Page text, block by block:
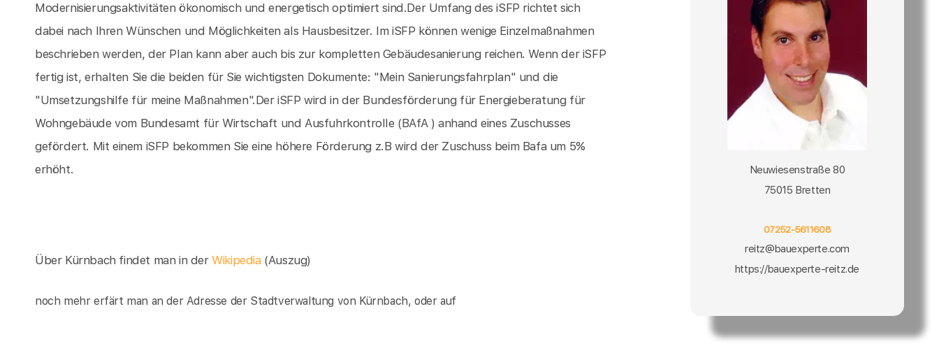
Modernisierungsaktivitäten ökonomisch und energetisch optimiert sind.Der Umfang des iSFP richtet sich
dabei nach Ihren Wünschen und Möglichkeiten als Hausbesitzer. Im iSFP können wenige Einzelmaßnahmen
beschrieben werden, der Plan kann aber auch bis zur kompletten Gebäudesanierung reichen. Wenn der iSFP
fertig ist, erhalten Sie die beiden für Sie wichtigsten Dokumente: "Mein Sanierungsfahrplan" und die
"Umsetzungshilfe für meine Maßnahmen".Der iSFP wird in der Bundesförderung für Energieberatung für
Wohngebäude vom Bundesamt für Wirtschaft und Ausfuhrkontrolle (BAfA ) anhand eines Zuschusses
gefördert. Mit einem iSFP bekommen Sie eine höhere Förderung z.B wird der Zuschuss beim Bafa um 5%
erhöht.
Über Kürnbach findet man in derWikipedia (Auszug)
noch mehr erfärt man an der Adresse der Stadtverwaltung von Kürnbach, oder auf
Neuwiesenstraße 80
75015 Bretten
07252-5611608
reitz@bauexperte.com
https://bauexperte-reitz.de